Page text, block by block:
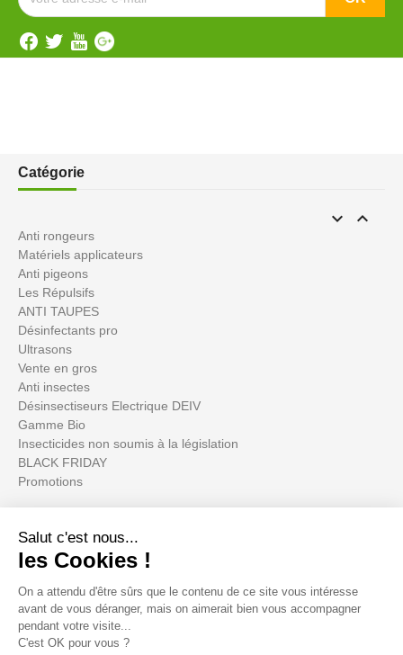
Catégorie
 
Anti rongeurs
Matériels applicateurs
Anti pigeons
Les Répulsifs
ANTI TAUPES
Désinfectants pro
Ultrasons
Vente en gros
Anti insectes
Désinsectiseurs Electrique DEIV
Gamme Bio
Insecticides non soumis à la législation
BLACK FRIDAY
Promotions
Votre compte
Informations